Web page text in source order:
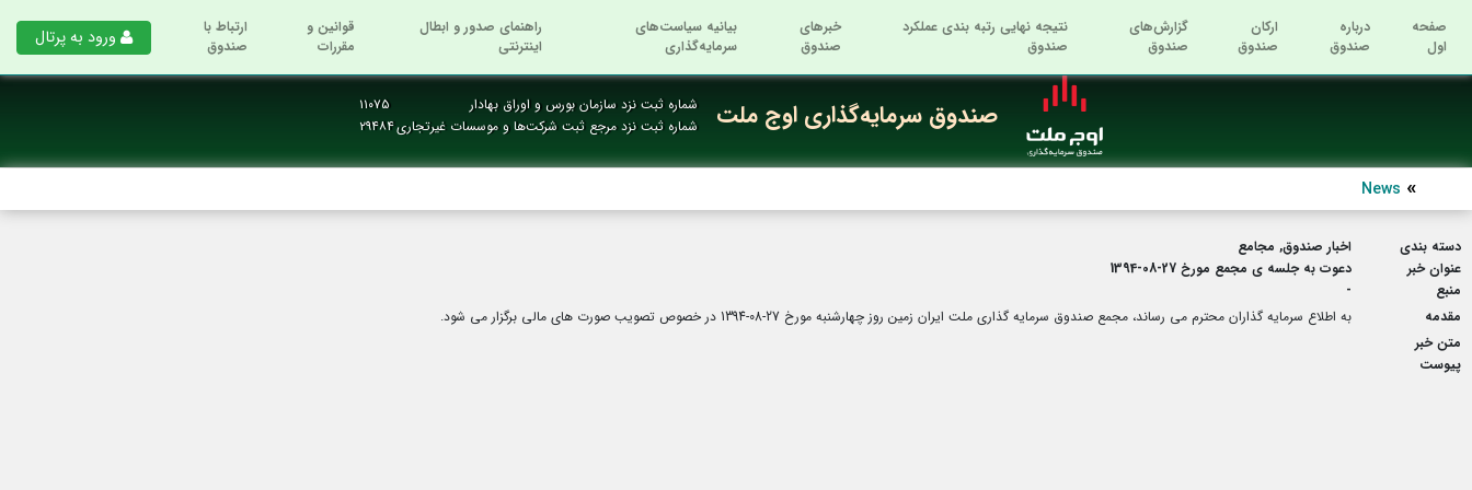
صفحه
اول
درباره
صندوق
ارکان
صندوق
گزارش‌های
صندوق
نتیجه نهایی رتبه بندی عملکرد
صندوق
خبرهای
صندوق
بیانیه سیاست‌های
سرمایه‌گذاری
راهنمای صدور و ابطال
اینترنتی
قوانین و
مقررات
ارتباط با
صندوق
ورود به پرتال
صندوق سرمایه‌گذاری اوج ملت شماره ثبت نزد سازمان بورس و اوراق بهادار
۱۱۰۷۵
شماره ثبت نزد مرجع ثبت شرکت‌ها و موسسات غیرتجاری۲۹۴۸۴
News
دسته بندی
اخبار صندوق, مجامع
عنوان خبر
دعوت به جلسه ی مجمع مورخ 27-08-1394
منبع
-
مقدمه
به اطلاع سرمایه گذاران محترم می رساند، مجمع صندوق سرمایه گذاری ملت ایران زمین روز چهارشنبه مورخ 27-08-1394 در خصوص تصویب صورت های مالی برگزار می شود.
متن خبر
پیوست